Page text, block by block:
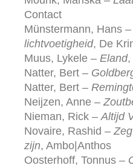
Contact
Münstermann, Hans –
lichtvoetigheid, De
Muus, Lykele – Eland,
Natter, Bert –
Natter, Bert –
Neijzen, Anne –
Nieman, Rick –Altijd
Novaire, Rashid –
zijn, Ambo|Anthos
Oosterhoff, Tonnus –